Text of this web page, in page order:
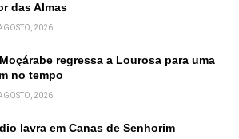
das Almas
2026
regressa a Lourosa para uma
no tempo
2026
lavra em Canas de Senhorim